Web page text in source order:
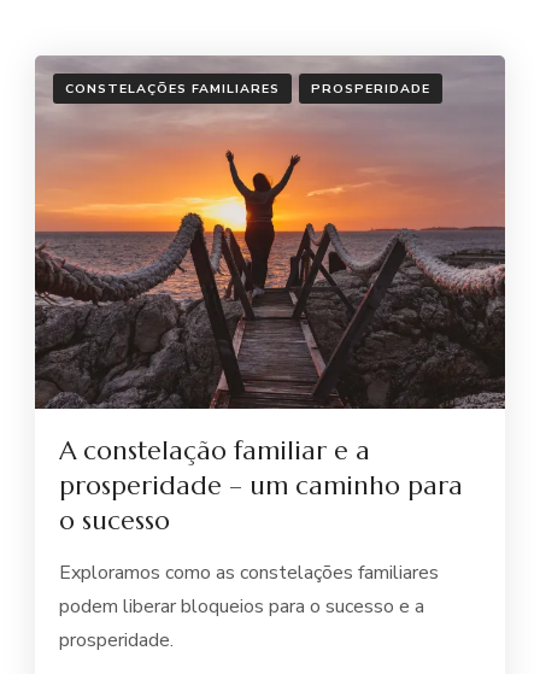
CONSTELAÇÕES FAMILIARES PROSPERIDADE
A constelação familiar e a
prosperidade – um caminho para
o sucesso
Exploramos como as constelações familiares
podem liberar bloqueios para o sucesso e a
prosperidade.